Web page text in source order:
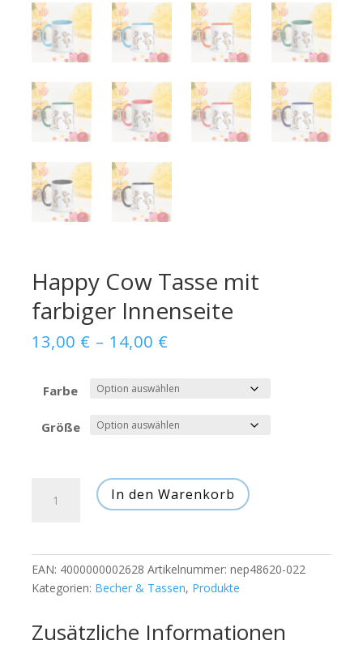
Happy Cow Tasse mit
farbiger Innenseite
13,00 € – 14,00 €
Farbe
Größe
Menge
In den Warenkorb
EAN: 4000000002628 Artikelnummer: nep48620-022
Kategorien: Becher & Tassen, Produkte
Zusätzliche Informationen